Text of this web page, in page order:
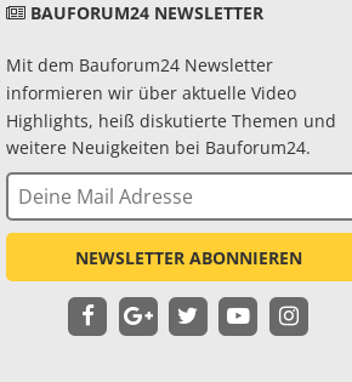
BAUFORUM24 NEWSLETTER
Mit dem Bauforum24 Newsletter
informieren wir über aktuelle Video
Highlights, heiß diskutierte Themen und
weitere Neuigkeiten bei Bauforum24.
NEWSLETTER ABONNIEREN